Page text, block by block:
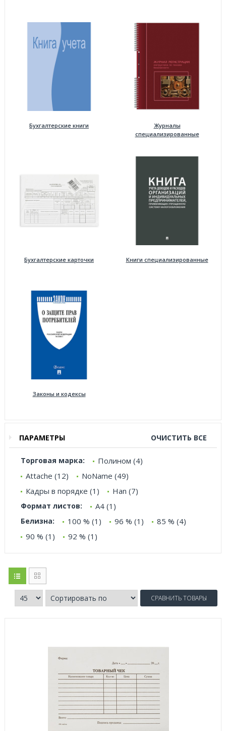
Бухгалтерские книги
Журналы
специализированные
Бухгалтерские карточки Книги специализированные
Законы и кодексы
ПАРАМЕТРЫ ОЧИСТИТЬ ВСЕ
Торговая марка:
Полином (4)
Attache (12)
NoName (49)
Кадры в порядке (1)
Han (7)
Формат листов: А4 (1)
Белизна: 100 % (1) 96 % (1)
85 % (4)
90 % (1)
92 % (1)
СРАВНИТЬ ТОВАРЫ